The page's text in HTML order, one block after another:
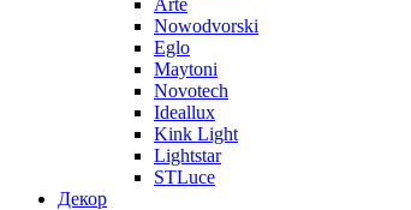
Arte
Nowodvorski
Eglo
Maytoni
Novotech
Ideallux
Kink Light
Lightstar
STLuce
Декор